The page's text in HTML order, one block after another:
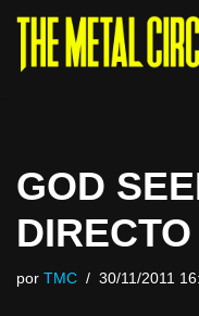
Saltar
GOD
por TMC 30/11/2011